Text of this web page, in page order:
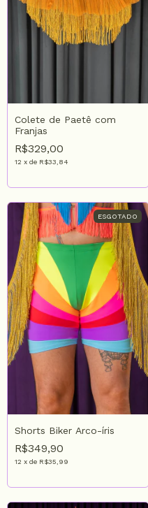
Colete de Paetê com
Franjas
R$329,00
12 x de R$33,84
ESGOTADO
Shorts Biker Arco-íris
R$349,90
12 x de R$35,99